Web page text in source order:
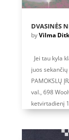
DVASINĖS
byVilma
Jei tau kyla
juos
PAMOKSLŲ
val., 698
ketvirtadienį